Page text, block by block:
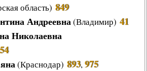
область) 849
Андреевна(Владимир) 41
Николаевна
(Краснодар) 893,975